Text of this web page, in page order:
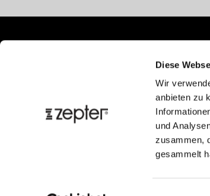
Diese
Wir
anbieten zu
und
zusammen,
gesammelt